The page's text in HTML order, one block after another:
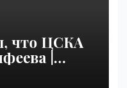
что ЦСКА
|